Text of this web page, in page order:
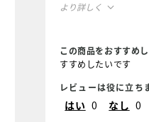
より詳しく
Runs Small
この商品をおすすめ
すすめしたいです
レビューは役に立ち
はい 0 なし 0